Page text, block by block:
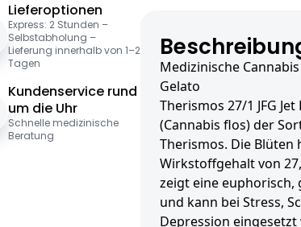
Lieferoptionen
Express: 2 Stunden –
Selbstabholung –
Lieferung innerhalb von 1–2
Tagen
Kundenservice rund
um die Uhr
Schnelle medizinische
Beratung
Medizinische
Gelato
Therismos 27/1 JFG
(Cannabis flos) der
Therismos. Die Blüten
Wirkstoffgehalt von
zeigt eine euphorisch,
und kann bei Stress,
Depression